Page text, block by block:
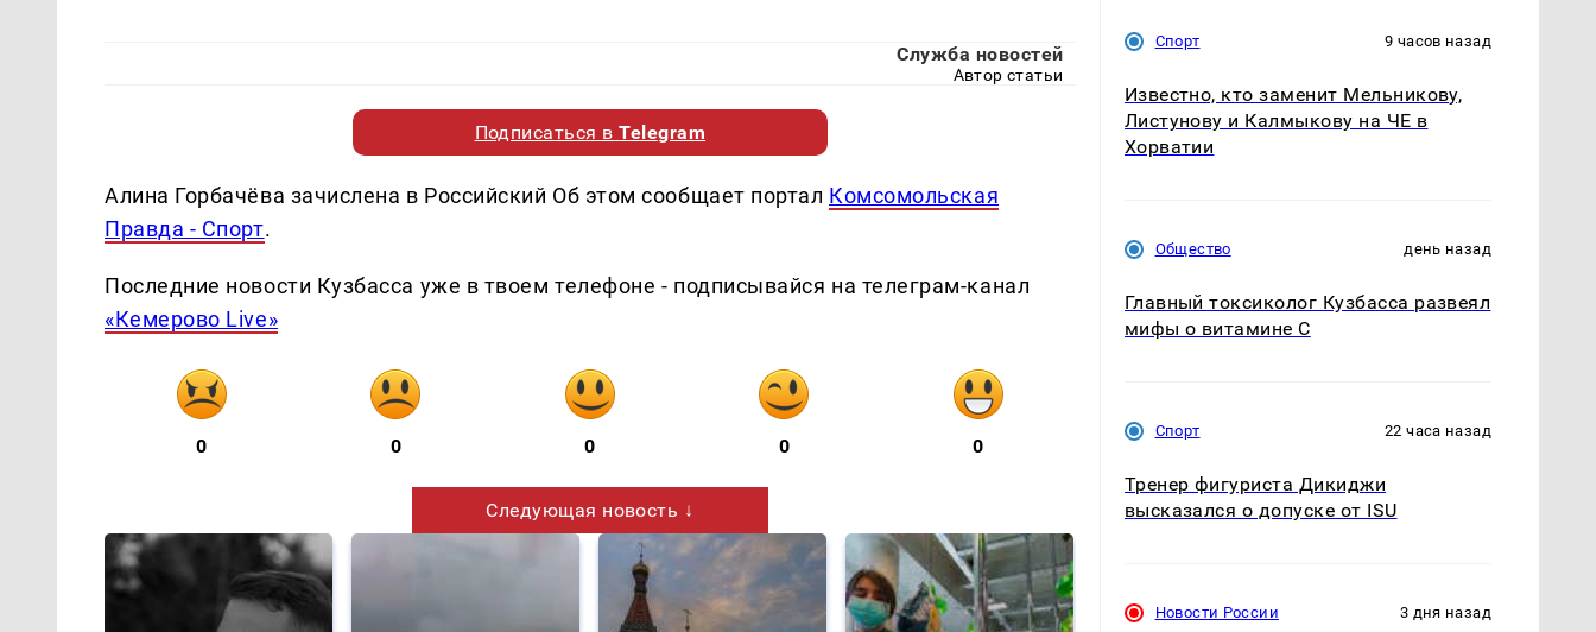
Служба новостей
Автор статьи
Подписаться вTelegram
Алина Горбачёва зачислена в Российский Об этом сообщает портал Комсомольская
Правда - Спорт.
Последние новости Кузбасса уже в твоем телефоне - подписывайся на телеграм-канал
«Кемерово Live»
0 0 0 0 0
Следующая новость ↓
Спорт 9 часов назад
Известно, кто заменит Мельникову,
Листунову и Калмыкову на ЧЕ в
Хорватии
Общество день назад
Главный токсиколог Кузбасса развеял
мифы о витамине С
Спорт 22 часа назад
Тренер фигуриста Дикиджи
высказался о допуске от ISU
Новости России 3 дня назад